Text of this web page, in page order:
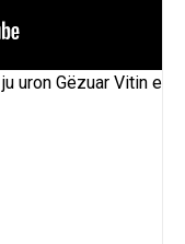
uron Gëzuar Vitin e